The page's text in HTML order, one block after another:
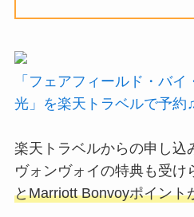
「フェアフィールド・バ
光」を楽天トラベルで予約
楽天トラベルからの申し込
ヴォンヴォイの特典も受け
とMarriott Bonvoyポイント